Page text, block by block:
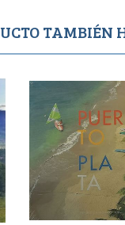
TAMBIÉN
3,995